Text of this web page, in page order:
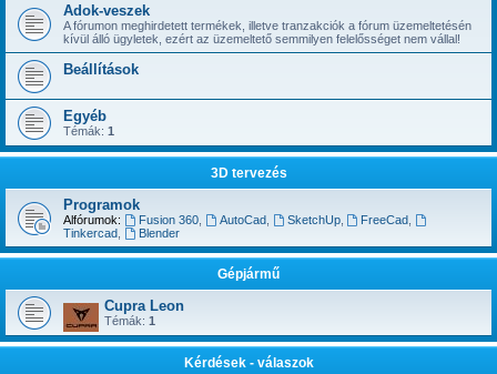
Adok-veszek
A fórumon meghirdetett termékek, illetve tranzakciók a fórum üzemeltetésén
kívül álló ügyletek, ezért az üzemeltető semmilyen felelősséget nem vállal!
Beállítások
Egyéb
Témák: 1
3D tervezés
Programok
Alfórumok: Fusion 360, AutoCad, SketchUp, FreeCad
Tinkercad
Blender
Gépjármű
Cupra Leon
Témák: 1
Kérdések - válaszok